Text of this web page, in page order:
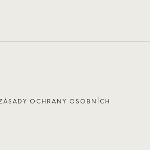
OCHRANY OSOBNÍCH